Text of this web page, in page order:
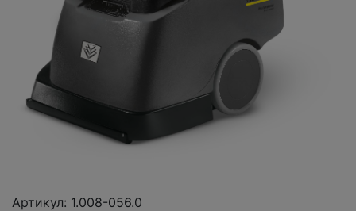
Артикул: 1.008-056.0